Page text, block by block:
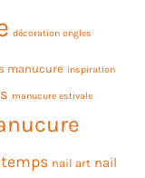
décoration ongles
manucure inspiration
manucure estivale
nail art nail